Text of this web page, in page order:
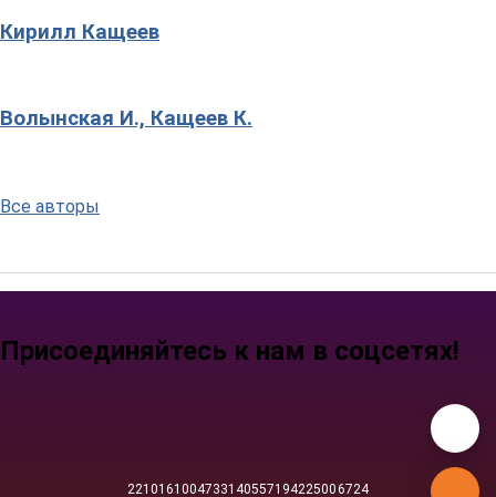
Кирилл Кащеев
Волынская И., Кащеев К.
Все авторы
Присоединяйтесь к нам в соцсетях!
2210161004733140557194225006724